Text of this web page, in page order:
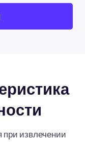
при извлечении